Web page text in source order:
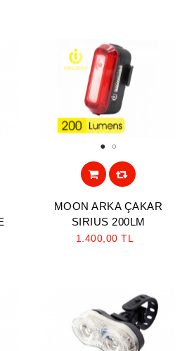
MOON ARKA ÇAKAR
SIRIUS 200LM
1.400,00 TL